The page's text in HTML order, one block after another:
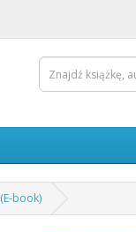
book)